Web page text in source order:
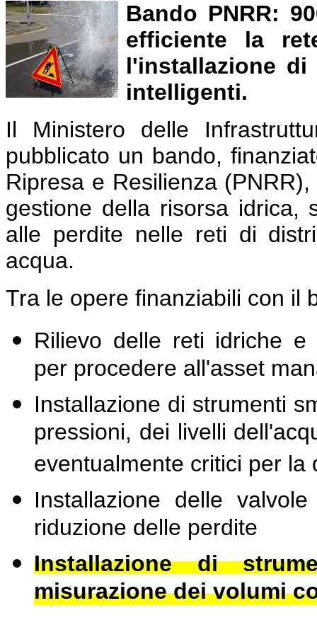
Bando PNRR:
efficiente la
l'installazione
intelligenti.
Il Ministero delle
pubblicato un bando,
Ripresa e Resilienza
gestione della risorsa idrica,
alle perdite nelle reti di
acqua.
Tra le opere finanziabili con il
Rilievo delle reti idriche e
per procedere all'asset
Installazione di strumenti
pressioni, dei livelli
eventualmente critici per
Installazione delle
riduzione delle perdite
Installazione di
misurazione dei volumi